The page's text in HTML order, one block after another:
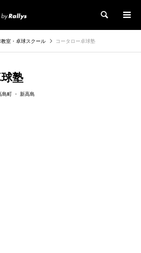
検索
室・卓球スクール コータロー卓球塾
塾
島町 新高島